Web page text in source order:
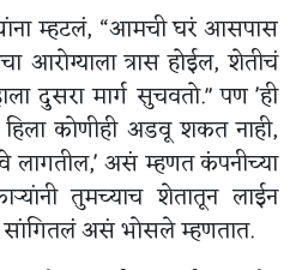
म्हटलं, “आमची घरं आसपास
आरोग्याला त्रास होईल, शेतीचं
दुसरा मार्ग सुचवतो." पण 'ही
कोणीही अडवू शकत नाही,
लागतील,' असं म्हणत कंपनीच्या
तुमच्याच शेतातून लाईन
असं भोसले म्हणतात.